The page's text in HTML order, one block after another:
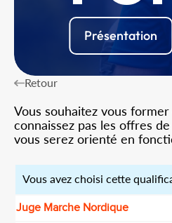
Présentation
Retour
Vous souhaitez vous
connaissez pas les offres
vous serez orienté en
Vous avez choisi cette
Juge Marche Nordique